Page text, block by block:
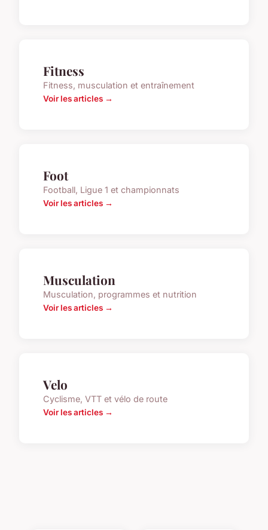
Fitness
Fitness, musculation et entraînement
Voir les articles →
Foot
Football, Ligue 1 et championnats
Voir les articles →
Musculation
Musculation, programmes et nutrition
Voir les articles →
Velo
Cyclisme, VTT et vélo de route
Voir les articles →